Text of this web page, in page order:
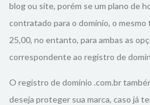
blog ou site, porém se um plano de
contratado para o domínio, o mesmo
25,00, no entanto, para ambas as
correspondente ao registro de
O registro de domínio .com.br
deseja proteger sua marca, caso já